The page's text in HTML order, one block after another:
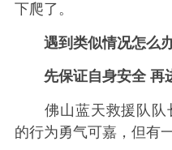
下爬了。
遇到类似情况怎么
先保证自身安全 再
佛山蓝天救援队队
的行为勇气可嘉，但有